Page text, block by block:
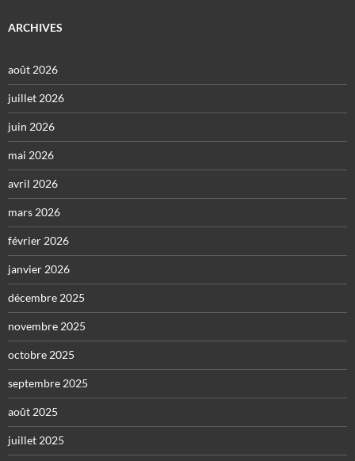
ARCHIVES
août 2026
juillet 2026
juin 2026
mai 2026
avril 2026
mars 2026
février 2026
janvier 2026
décembre 2025
novembre 2025
octobre 2025
septembre 2025
août 2025
juillet 2025